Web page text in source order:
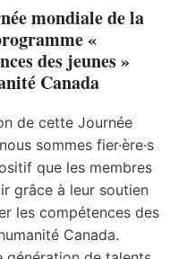
mondiale de la
«
des jeunes »
Canada
de cette Journée
sommes fier·ère·s
que les membres
grâce à leur soutien
les compétences des
Canada.